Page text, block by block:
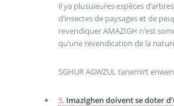
il ya plusuieures espèces
d’insectes de paysages et de
revendiquer AMAZIGH n’est
qu’une revendication de la
SGHUR AGWZUL tanemirt enwen
5. Imazighen doivent se doter